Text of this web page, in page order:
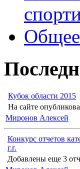
Кубок области 2015
На сайте
Миронов Алексей
Конкурс отчетов
г.г.
Добавлены еще 3